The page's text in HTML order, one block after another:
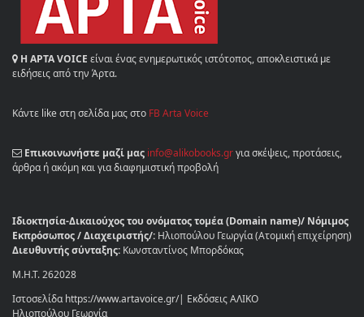
Η ΑΡΤΑ VOICE είναι ένας ενημερωτικός ιστότοπος, αποκλειστικά με
ειδήσεις από την Άρτα.
Κάντε like στη σελίδα μας στο FB Arta Voice
Επικοινωνήστε μαζί μας info@alikobooks.grγια σκέψεις, προτάσεις,
άρθρα ή ακόμη και για διαφημιστική προβολή
Ιδιοκτησία-Δικαιούχος του ονόματος τομέα (Domain name)/ Νόμιμος
Εκπρόσωπος / Διαχειριστής/: Ηλιοπούλου Γεωργία (Ατομική επιχείρηση)
Διευθυντής σύνταξης: Κωνσταντίνος Μπορδόκας
Μ.Η.Τ. 262028
Ιστοσελίδα https://www.artavoice.gr/| Εκδόσεις ΑΛΙΚΟ
Ηλιοπούλου Γεωργία